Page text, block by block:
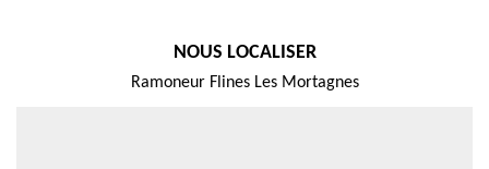
NOUS LOCALISER
Ramoneur Flines Les Mortagnes